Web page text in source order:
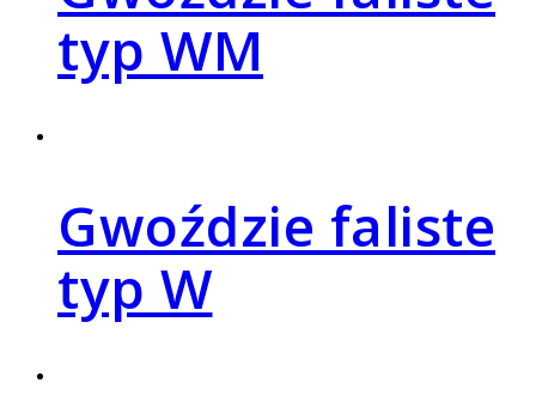
typ WM
Gwoździe faliste
typ W